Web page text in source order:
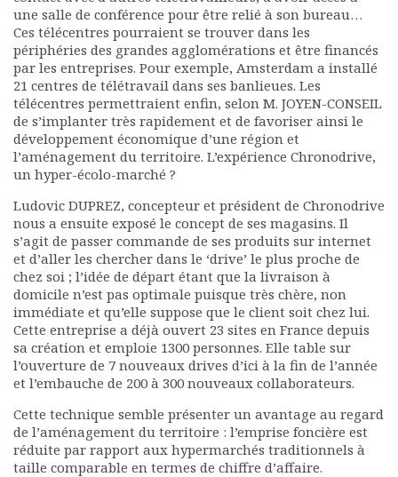
une salle de conférence pour être relié à son bureau…
Ces télécentres pourraient se trouver dans les
périphéries des grandes agglomérations et être financés
par les entreprises. Pour exemple, Amsterdam a installé
21 centres de télétravail dans ses banlieues. Les
télécentres permettraient enfin, selon M. JOYEN-CONSEIL
de s’implanter très rapidement et de favoriser ainsi le
développement économique d’une région et
l’aménagement du territoire. L’expérience Chronodrive,
un hyper-écolo-marché ?
Ludovic DUPREZ, concepteur et président de Chronodrive
nous a ensuite exposé le concept de ses magasins. Il
s’agit de passer commande de ses produits sur internet
et d’aller les chercher dans le ‘drive’ le plus proche de
chez soi ; l’idée de départ étant que la livraison à
domicile n’est pas optimale puisque très chère, non
immédiate et qu’elle suppose que le client soit chez lui.
Cette entreprise a déjà ouvert 23 sites en France depuis
sa création et emploie 1300 personnes. Elle table sur
l’ouverture de 7 nouveaux drives d’ici à la fin de l’année
et l’embauche de 200 à 300 nouveaux collaborateurs.
Cette technique semble présenter un avantage au regard
de l’aménagement du territoire : l’emprise foncière est
réduite par rapport aux hypermarchés traditionnels à
taille comparable en termes de chiffre d’affaire.